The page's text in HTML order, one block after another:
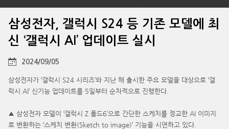
삼성전자, 갤럭시 S24 등 기존 모델에 최
신 ‘갤럭시 AI’ 업데이트 실시
2024/09/05
삼성전자가 ‘갤럭시 S24 시리즈’와 지난 해 출시한 주요 모델을 대상으로 ‘갤
럭시 AI’ 신기능 업데이트를 5일부터 순차적으로 진행한다.
▲ 삼성전자 모델이 ‘갤럭시 Z 폴드6’으로 간단한 스케치를 정교한 AI 이미지
로 변환하는 ‘스케치 변환(Sketch to image)’ 기능을 시연하고 있다.